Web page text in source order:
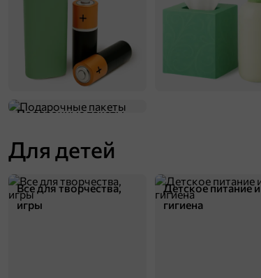
165 г
«Яшкино», вафли «Голландские» с карамельной начинкой, 165 г
В корзину
75,4 ₽
В корзину
Подарочные пакеты
Для детей
Все для творчества,
игры
Детское питание и
гигиена